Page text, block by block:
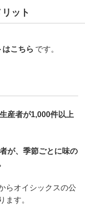
ット
こちら です。
産者が1,000件以上
が、季節ごとに味の
らオイシックスの公
ます。